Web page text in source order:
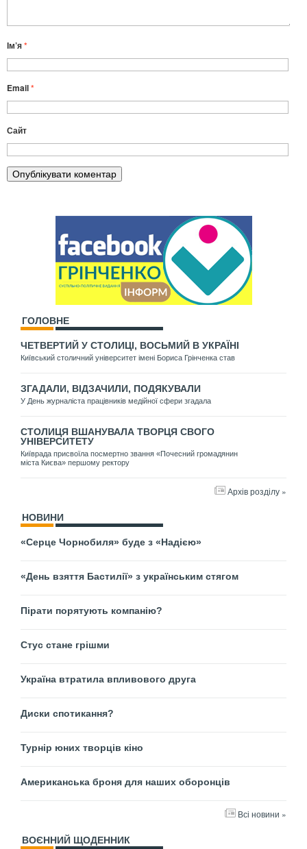
Ім’я*
Email*
Сайт
ГОЛОВНЕ
ЧЕТВЕРТИЙ У СТОЛИЦІ, ВОСЬМИЙ В УКРАЇНІ
Київський столичний університет імені Бориса Грінченка став
ЗГАДАЛИ, ВІДЗАЧИЛИ, ПОДЯКУВАЛИ
У День журналіста працівників медійної сфери згадала
СТОЛИЦЯ ВШАНУВАЛА ТВОРЦЯ СВОГО
УНІВЕРСИТЕТУ
Київрада присвоїла посмертно звання «Почесний громадянин
міста Києва» першому ректору
Архів розділу »
НОВИНИ
«Серце Чорнобиля» буде з «Надією»
«День взяття Бастилії» з українським стягом
Пірати порятують компанію?
Стус стане грішми
Україна втратила впливового друга
Диски спотикання?
Турнір юних творців кіно
Американська броня для наших оборонців
Всі новини »
ВОЄННИЙ ЩОДЕННИК